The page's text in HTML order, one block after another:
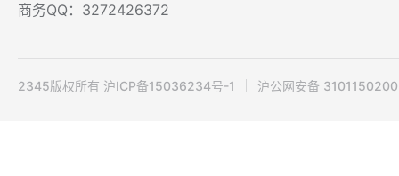
商务QQ：3272426372
2345版权所有 沪ICP备15036234号-1 沪公网安备